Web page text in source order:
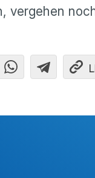
vergehen